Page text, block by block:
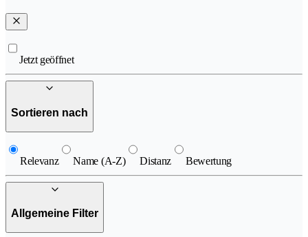
Jetzt geöffnet
Sortieren nach
Relevanz Name (A-Z) Distanz Bewertung
Allgemeine Filter